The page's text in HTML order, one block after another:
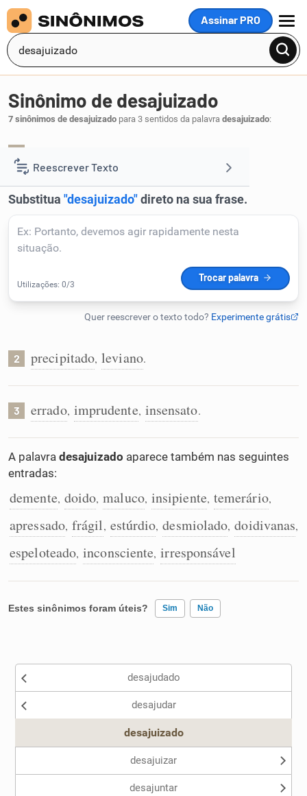
Assinar PRO
MENU
Reescrever Texto
Resumir Texto
Corrigir Texto
Detector de IA
Humanizador de IA
Conexões
Caça-palavras
Dicionário
Sinônimo de desajuizado
7 sinônimos de desajuizado para 3 sentidos da palavra desajuizado:
2 precipitado, leviano.
3 errado, imprudente, insensato.
A palavra desajuizado aparece também nas seguintes
entradas:
demente, doido, maluco, insipiente, temerário,
apressado, frágil, estúrdio, desmiolado, doidivanas,
espeloteado, inconsciente, irresponsável
Estes sinônimos foram úteis? Sim Não
Nenhum dos sinônimos apresentados me ajudou
desajudado
desajudar
desajuizado
desajuizar
desajuntar